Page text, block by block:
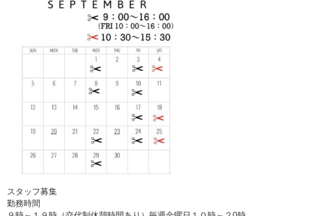
スタッフ募集
勤務時間